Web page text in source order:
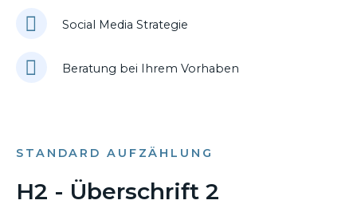
Social Media Strategie
Beratung bei Ihrem Vorhaben
STANDARD AUFZÄHLUNG
H2 - Überschrift 2